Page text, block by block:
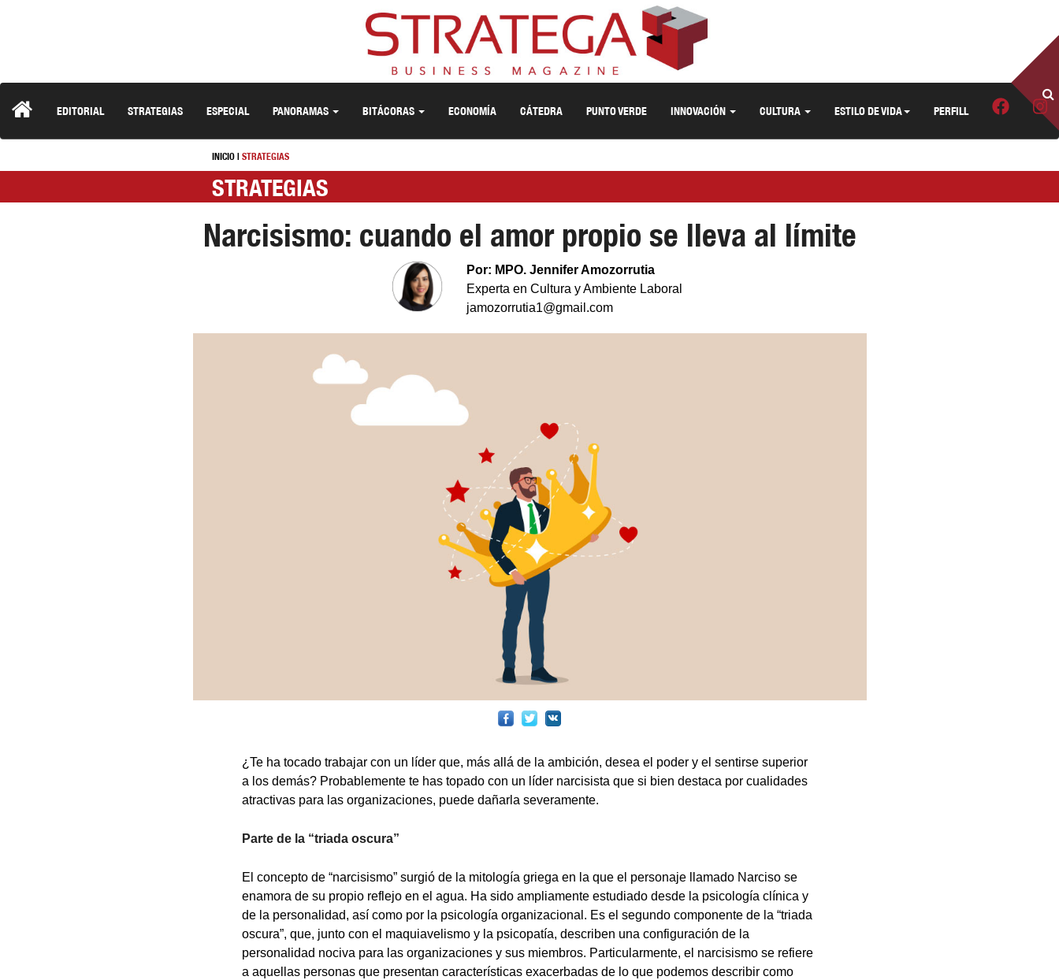
EDITORIAL STRATEGIAS ESPECIAL PANORAMAS BITÁCORAS ECONOMÍA CÁTEDRA PUNTO VERDE INNOVACIÓN CULTURA ESTILO DE VIDA PERFILL
INICIO| STRATEGIAS
STRATEGIAS
Narcisismo: cuando el amor propio se lleva al límite
Por: MPO. Jennifer Amozorrutia
Experta en Cultura y Ambiente Laboral
jamozorrutia1@gmail.com
¿Te ha tocado trabajar con un líder que, más allá de la ambición, desea el poder y el sentirse superior
a los demás? Probablemente te has topado con un líder narcisista que si bien destaca por cualidades
atractivas para las organizaciones, puede dañarla severamente.
Parte de la “triada oscura”
El concepto de “narcisismo” surgió de la mitología griega en la que el personaje llamado Narciso se
enamora de su propio reflejo en el agua. Ha sido ampliamente estudiado desde la psicología clínica y
de la personalidad, así como por la psicología organizacional. Es el segundo componente de la “triada
oscura”, que, junto con el maquiavelismo y la psicopatía, describen una configuración de la
personalidad nociva para las organizaciones y sus miembros. Particularmente, el narcisismo se refiere
a aquellas personas que presentan características exacerbadas de lo que podemos describir como